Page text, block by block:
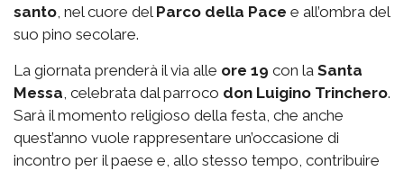
santo, nel cuore del Parco della Pace e all’ombra del
suo pino secolare.
La giornata prenderà il via alle ore 19 con la Santa
Messa, celebrata dal parroco don Luigino Trinchero.
Sarà il momento religioso della festa, che anche
quest’anno vuole rappresentare un’occasione di
incontro per il paese e, allo stesso tempo, contribuire